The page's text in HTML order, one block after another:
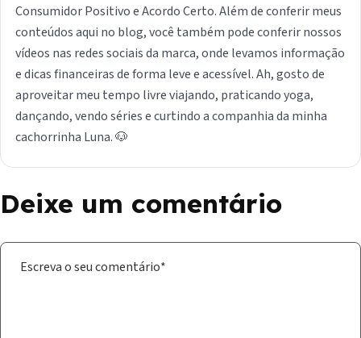
Consumidor Positivo e Acordo Certo. Além de conferir meus
conteúdos aqui no blog, você também pode conferir nossos
vídeos nas redes sociais da marca, onde levamos informação
e dicas financeiras de forma leve e acessível. Ah, gosto de
aproveitar meu tempo livre viajando, praticando yoga,
dançando, vendo séries e curtindo a companhia da minha
cachorrinha Luna. 🐶
Deixe um comentário